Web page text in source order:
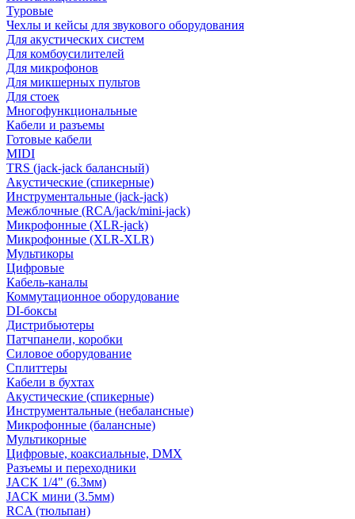
Туровые
Чехлы и кейсы для звукового оборудования
Для акустических систем
Для комбоусилителей
Для микрофонов
Для микшерных пультов
Для стоек
Многофункциональные
Кабели и разъемы
Готовые кабели
MIDI
TRS (jack-jack балансный)
Акустические (спикерные)
Инструментальные (jack-jack)
Межблочные (RCA/jack/mini-jack)
Микрофонные (XLR-jack)
Микрофонные (XLR-XLR)
Мультикоры
Цифровые
Кабель-каналы
Коммутационное оборудование
DI-боксы
Дистрибьютеры
Патчпанели, коробки
Силовое оборудование
Сплиттеры
Кабели в бухтах
Акустические (спикерные)
Инструментальные (небалансные)
Микрофонные (балансные)
Мультикорные
Цифровые, коаксиальные, DMX
Разъемы и переходники
JACK 1/4" (6.3мм)
JACK мини (3.5мм)
RCA (тюльпан)